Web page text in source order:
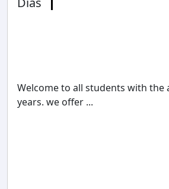
Welcome to all students with the
years. we offer ...